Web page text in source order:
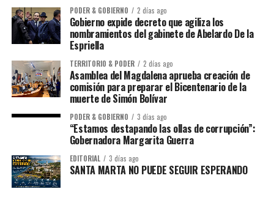
PODER & GOBIERNO 2 días ago
Gobierno expide decreto que agiliza los
nombramientos del gabinete de Abelardo De la
Espriella
TERRITORIO & PODER 2 días ago
Asamblea del Magdalena aprueba creación de
comisión para preparar el Bicentenario de la
muerte de Simón Bolívar
PODER & GOBIERNO 3 días ago
“Estamos destapando las ollas de corrupción”:
Gobernadora Margarita Guerra
EDITORIAL 3 días ago
SANTA MARTA NO PUEDE SEGUIR ESPERANDO